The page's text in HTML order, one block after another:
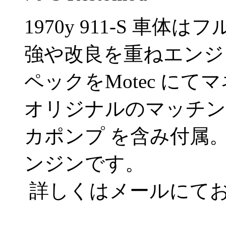
1970y 911-S 車体は
強や改良を重ねエン
ペックをMotec にて
オリジナルのマッチ
カポンプ を含み付属
ンジンです。
詳しくはメールにて